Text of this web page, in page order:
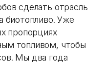
сделать отрасль
биотопливо. Уже
пропорциях
топливом, чтобы
Мы два года